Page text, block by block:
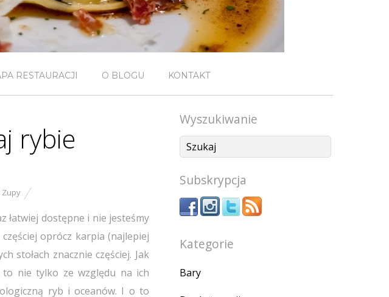
RESTAURACJI O BLOGU KONTAKT
rybie
Zupy
łatwiej dostępne i nie jesteśmy
oprócz karpia (najlepiej
stołach znacznie częściej. Jak
to nie tylko ze względu na ich
ryb i oceanów. I o to
Wyszukiwanie
Subskrypcja
Kategorie
Bary